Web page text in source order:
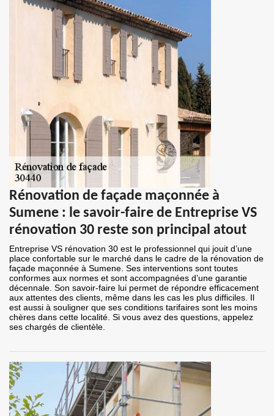
Rénovation de façade maçonnée à
Sumene : le savoir-faire de Entreprise VS
rénovation 30 reste son principal atout
Entreprise VS rénovation 30 est le professionnel qui jouit d’une
place confortable sur le marché dans le cadre de la rénovation de
façade maçonnée à Sumene. Ses interventions sont toutes
conformes aux normes et sont accompagnées d’une garantie
décennale. Son savoir-faire lui permet de répondre efficacement
aux attentes des clients, même dans les cas les plus difficiles. Il
est aussi à souligner que ses conditions tarifaires sont les moins
chères dans cette localité. Si vous avez des questions, appelez
ses chargés de clientèle.